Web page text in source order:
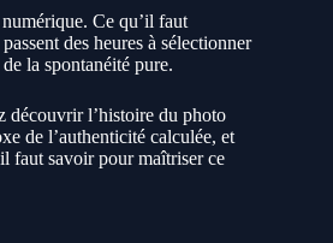
Ce qu’il faut
des heures à sélectionner
la spontanéité pure.
découvrir l’histoire du photo
de l’authenticité calculée, et
faut savoir pour maîtriser ce